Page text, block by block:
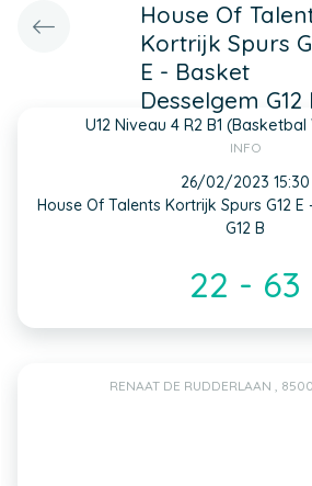
House Of
Kortrijk Spurs
E - Basket
Desselgem G12
U12 Niveau 4 R2 B1
INFO
26/02/2023 15:30
House Of Talents Kortrijk Spurs G12
G12 B
22 - 63
RENAAT DE RUDDERLAAN ,